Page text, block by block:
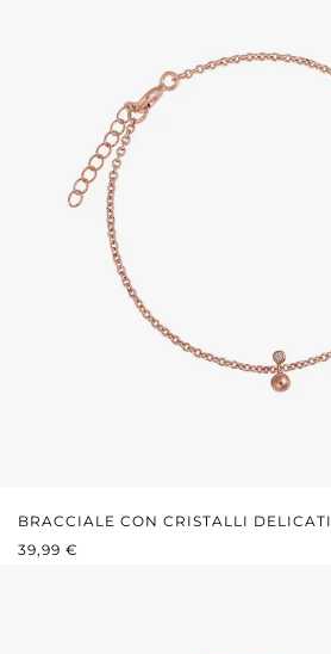
BRACCIALE CON CRISTALLI DELICATI
PREZZO NORMALE:
39,99 €